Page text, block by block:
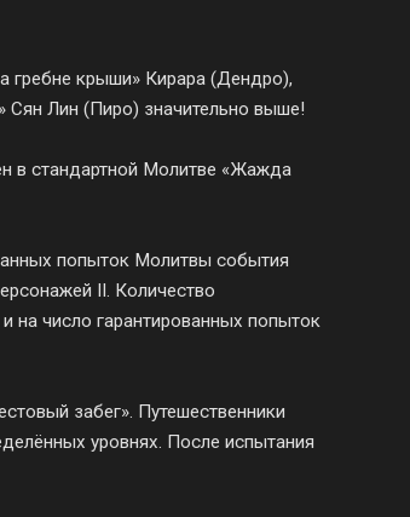
гребне крыши» Кирара (Дендро),
Сян Лин (Пиро) значительно выше!
в стандартной Молитве «Жажда
попыток Молитвы события
II. Количество
на число гарантированных попыток
забег». Путешественники
уровнях. После испытания